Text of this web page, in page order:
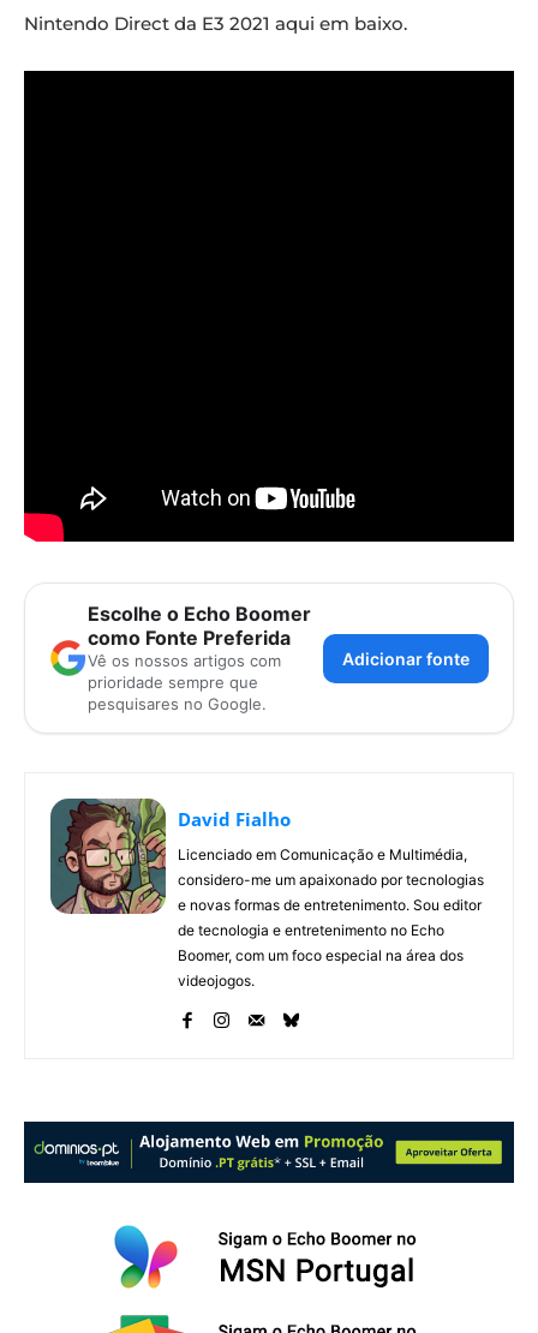
Nintendo Direct da E3 2021 aqui em baixo.
Escolhe o Echo Boomer
como Fonte Preferida
Vê os nossos artigos com
prioridade sempre que
pesquisares no Google.
Adicionar fonte
David Fialho
Licenciado em Comunicação e Multimédia,
considero-me um apaixonado por tecnologias
e novas formas de entretenimento. Sou editor
de tecnologia e entretenimento no Echo
Boomer, com um foco especial na área dos
videojogos.